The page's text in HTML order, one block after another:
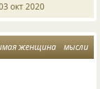
окт 2020
женщина мысли